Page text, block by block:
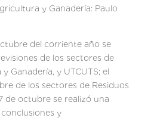
y Ganadería: Paulo
del corriente año se
de los sectores de
Ganadería, y UTCUTS; el
de los sectores de Residuos
de octubre se realizó una
y